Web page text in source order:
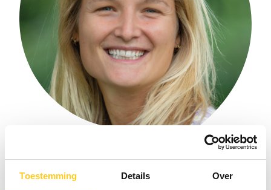
Toestemming Details Over
Project Management Consultant